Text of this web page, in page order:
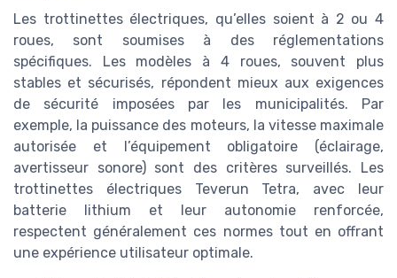
Les trottinettes électriques, qu’elles soient à 2 ou 4
roues, sont soumises à des réglementations
spécifiques. Les modèles à 4 roues, souvent plus
stables et sécurisés, répondent mieux aux exigences
de sécurité imposées par les municipalités. Par
exemple, la puissance des moteurs, la vitesse maximale
autorisée et l’équipement obligatoire (éclairage,
avertisseur sonore) sont des critères surveillés. Les
trottinettes électriques Teverun Tetra, avec leur
batterie lithium et leur autonomie renforcée,
respectent généralement ces normes tout en offrant
une expérience utilisateur optimale.